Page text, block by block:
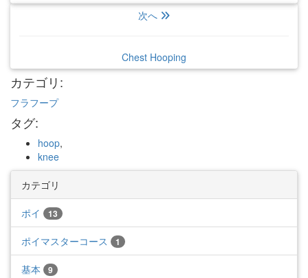
次へ
Chest Hooping
カテゴリ:
フラフープ
タグ:
hoop,
knee
カテゴリ
ポイ 13
ポイマスターコース 1
基本 9